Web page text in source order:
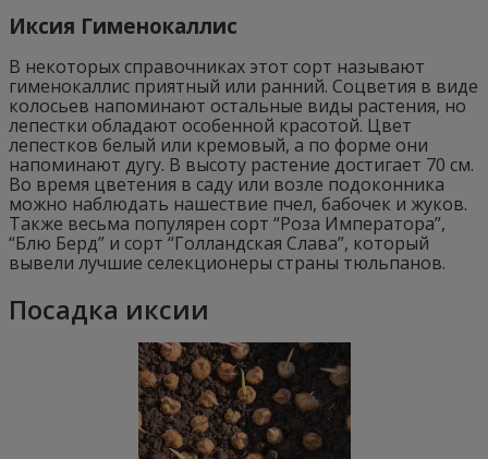
Иксия Гименокаллис
В некоторых справочниках этот сорт называют
гименокаллис приятный или ранний. Соцветия в виде
колосьев напоминают остальные виды растения, но
лепестки обладают особенной красотой. Цвет
лепестков белый или кремовый, а по форме они
напоминают дугу. В высоту растение достигает 70 см.
Во время цветения в саду или возле подоконника
можно наблюдать нашествие пчел, бабочек и жуков.
Также весьма популярен сорт “Роза Императора”,
“Блю Берд” и сорт “Голландская Слава”, который
вывели лучшие селекционеры страны тюльпанов.
Посадка иксии